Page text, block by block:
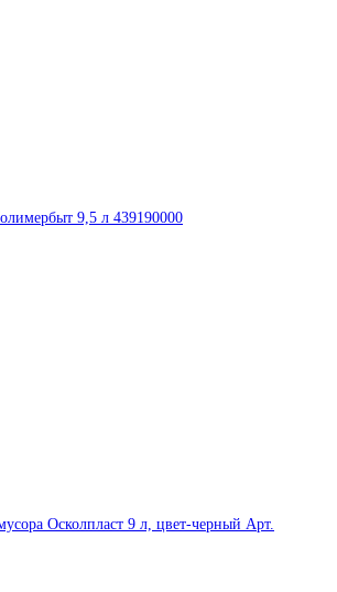
9,5 л 439190000
Осколпласт 9 л, цвет-черный Арт.